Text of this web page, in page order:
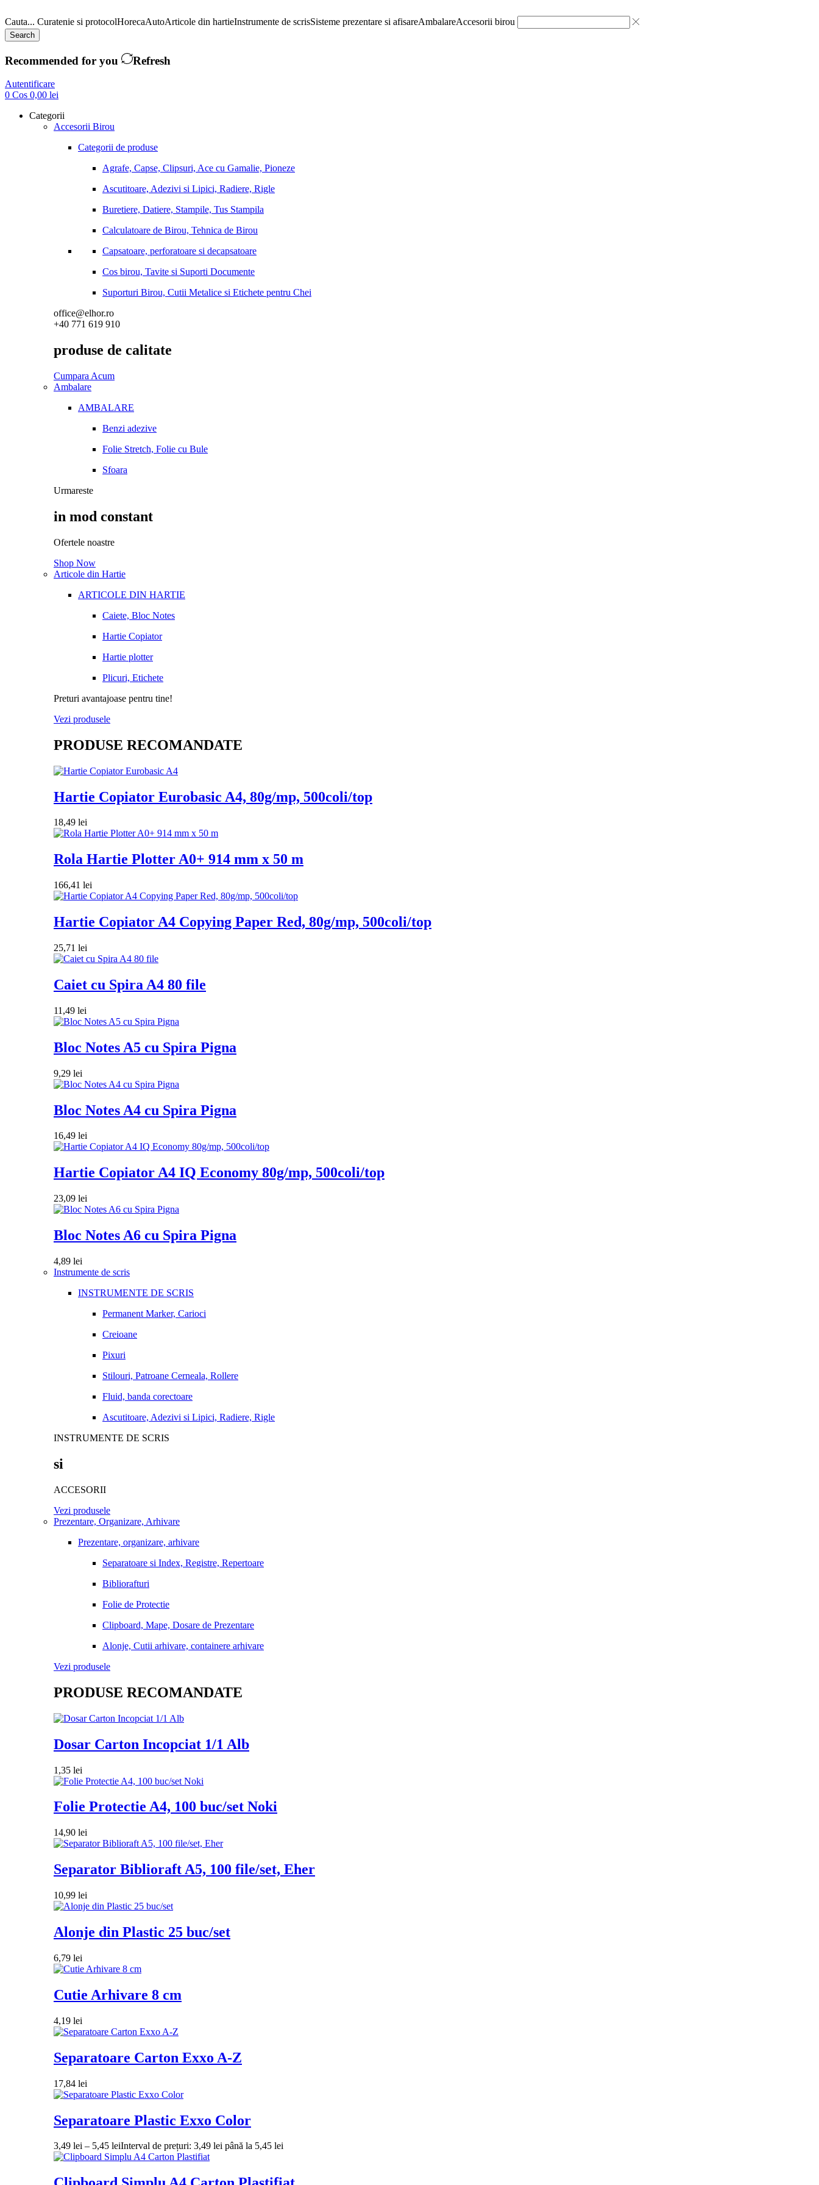
Cauta... Curatenie si protocolHorecaAutoArticole din hartieInstrumente de scrisSisteme prezentare si afisareAmbalareAccesorii birou
Search
Recommended for you Refresh
Autentificare
0 Cos 0,00 lei
Categorii
Accesorii Birou
Categorii de produse
Agrafe, Capse, Clipsuri, Ace cu Gamalie, Pioneze
Ascutitoare, Adezivi si Lipici, Radiere, Rigle
Buretiere, Datiere, Stampile, Tus Stampila
Calculatoare de Birou, Tehnica de Birou
Capsatoare, perforatoare si decapsatoare
Cos birou, Tavite si Suporti Documente
Suporturi Birou, Cutii Metalice si Etichete pentru Chei
office@elhor.ro
+40 771 619 910
produse de calitate
Cumpara Acum
Ambalare
AMBALARE
Benzi adezive
Folie Stretch, Folie cu Bule
Sfoara
Urmareste
in mod constant
Ofertele noastre
Shop Now
Articole din Hartie
ARTICOLE DIN HARTIE
Caiete, Bloc Notes
Hartie Copiator
Hartie plotter
Plicuri, Etichete
Preturi avantajoase pentru tine!
Vezi produsele
PRODUSE RECOMANDATE
Hartie Copiator Eurobasic A4, 80g/mp, 500coli/top
18,49 lei
Rola Hartie Plotter A0+ 914 mm x 50 m
166,41 lei
Hartie Copiator A4 Copying Paper Red, 80g/mp, 500coli/top
25,71 lei
Caiet cu Spira A4 80 file
11,49 lei
Bloc Notes A5 cu Spira Pigna
9,29 lei
Bloc Notes A4 cu Spira Pigna
16,49 lei
Hartie Copiator A4 IQ Economy 80g/mp, 500coli/top
23,09 lei
Bloc Notes A6 cu Spira Pigna
4,89 lei
Instrumente de scris
INSTRUMENTE DE SCRIS
Permanent Marker, Carioci
Creioane
Pixuri
Stilouri, Patroane Cerneala, Rollere
Fluid, banda corectoare
Ascutitoare, Adezivi si Lipici, Radiere, Rigle
INSTRUMENTE DE SCRIS
si
ACCESORII
Vezi produsele
Prezentare, Organizare, Arhivare
Prezentare, organizare, arhivare
Separatoare si Index, Registre, Repertoare
Bibliorafturi
Folie de Protectie
Clipboard, Mape, Dosare de Prezentare
Alonje, Cutii arhivare, containere arhivare
Vezi produsele
PRODUSE RECOMANDATE
Dosar Carton Incopciat 1/1 Alb
1,35 lei
Folie Protectie A4, 100 buc/set Noki
14,90 lei
Separator Biblioraft A5, 100 file/set, Eher
10,99 lei
Alonje din Plastic 25 buc/set
6,79 lei
Cutie Arhivare 8 cm
4,19 lei
Separatoare Carton Exxo A-Z
17,84 lei
Separatoare Plastic Exxo Color
3,49 lei – 5,45 leiInterval de prețuri: 3,49 lei până la 5,45 lei